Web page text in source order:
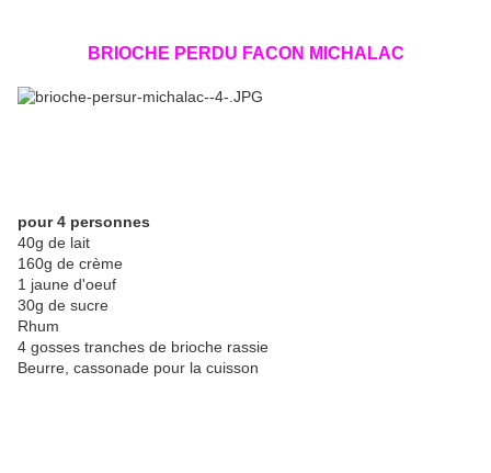
BRIOCHE PERDU FACON MICHALAC
pour 4 personnes
40g de lait
160g de crème
1 jaune d'oeuf
30g de sucre
Rhum
4 gosses tranches de brioche rassie
Beurre, cassonade pour la cuisson